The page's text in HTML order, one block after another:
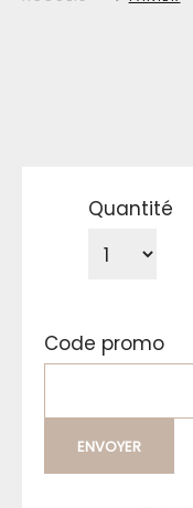
Quantité
Code promo
ENVOYER